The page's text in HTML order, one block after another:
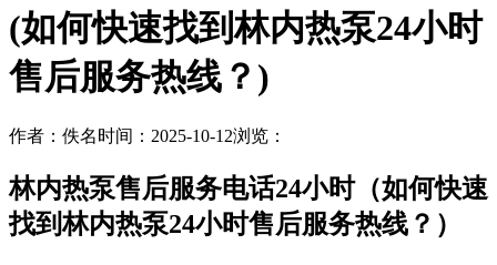
(如何快速找到林内热泵24小时
售后服务热线？)
作者：佚名时间：2025-10-12浏览：
林内热泵售后服务电话24小时（如何快速
找到林内热泵24小时售后服务热线？）